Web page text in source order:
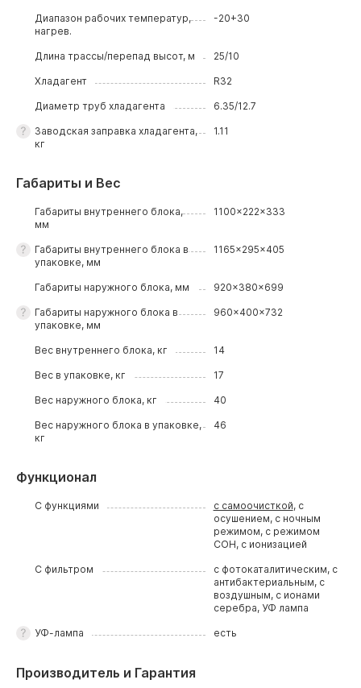
Диапазон рабочих температур,
нагрев.
-20+30
Длина трассы/перепад высот, м 25/10
Хладагент R32
Диаметр труб хладагента 6.35/12.7
Заводская заправка хладагента,
кг
1.11
Габариты и Вес
Габариты внутреннего блока,
мм
1100x222x333
Габариты внутреннего блока в
упаковке, мм
1165x295x405
Габариты наружного блока, мм 920x380x699
Габариты наружного блока в
упаковке, мм
960x400x732
Вес внутреннего блока, кг 14
Вес в упаковке, кг 17
Вес наружного блока, кг 40
Вес наружного блока в упаковке,
кг
46
Функционал
С функциями с самоочисткой, с
осушением, с ночным
режимом, с режимом
СОН, с ионизацией
С фильтром
с фотокаталитическим, с
антибактериальным, с
воздушным, с ионами
серебра, УФ лампа
УФ-лампа есть
Производитель и Гарантия